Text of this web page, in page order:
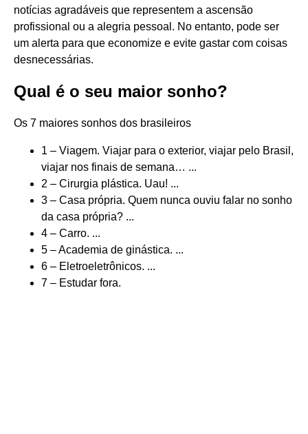
notícias agradáveis que representem a ascensão
profissional ou a alegria pessoal. No entanto, pode ser
um alerta para que economize e evite gastar com coisas
desnecessárias.
Qual é o seu maior sonho?
Os 7 maiores sonhos dos brasileiros
1 – Viagem. Viajar para o exterior, viajar pelo Brasil,
viajar nos finais de semana… ...
2 – Cirurgia plástica. Uau! ...
3 – Casa própria. Quem nunca ouviu falar no sonho
da casa própria? ...
4 – Carro. ...
5 – Academia de ginástica. ...
6 – Eletroeletrônicos. ...
7 – Estudar fora.